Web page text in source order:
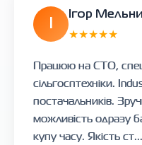
Ігор
★★★★★
Працюю на СТО,
сільгосптехніки.
постачальників.
можливість одразу
купу часу. Якість ст...